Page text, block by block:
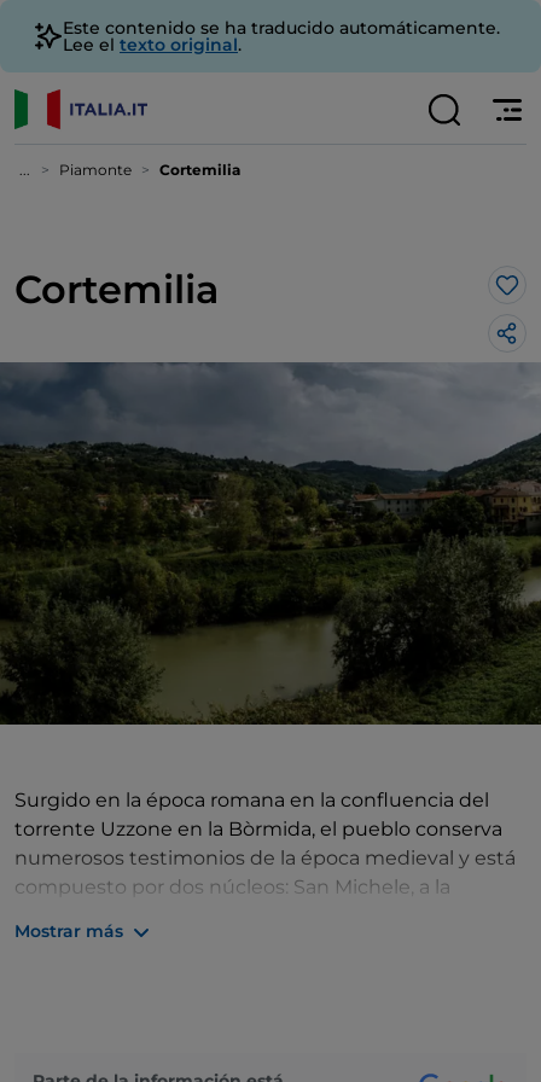
Este contenido se ha traducido automáticamente.
Lee el texto original.
... Piamonte Cortemilia
Cortemilia Me
Surgido en la época romana en la confluencia del
torrente Uzzone en la Bòrmida, el pueblo conserva
numerosos testimonios de la época medieval y está
compuesto por dos núcleos: San Michele, a la
Mostrar más